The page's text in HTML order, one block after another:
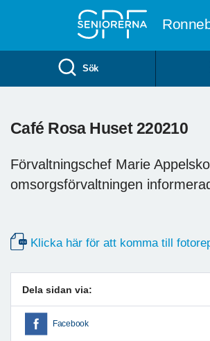
Sök
Café Rosa Huset 220210
Förvaltningschef Marie
omsorgsförvaltningen
Klicka här för att komma till
Dela sidan via:
Facebook